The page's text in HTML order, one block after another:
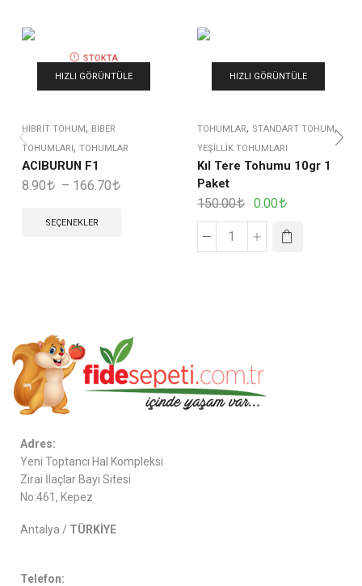
STOKTA
YOK
HIZLI GÖRÜNTÜLE
HIBRIT TOHUM, BIBER
TOHUMLARI, TOHUMLAR
ACIBURUN F1
8.90 – 166.70
SEÇENEKLER
HIZLI GÖRÜNTÜLE
TOHUMLAR, STANDART TOHUM,
YEŞILLIK TOHUMLARI
Kıl Tere Tohumu 10gr 1
Paket
150.00 0.00
Adres:
Yeni Toptancı Hal Kompleksi
Zirai İlaçlar Bayi Sitesi
No:461, Kepez
Antalya / TÜRKİYE
Telefon: